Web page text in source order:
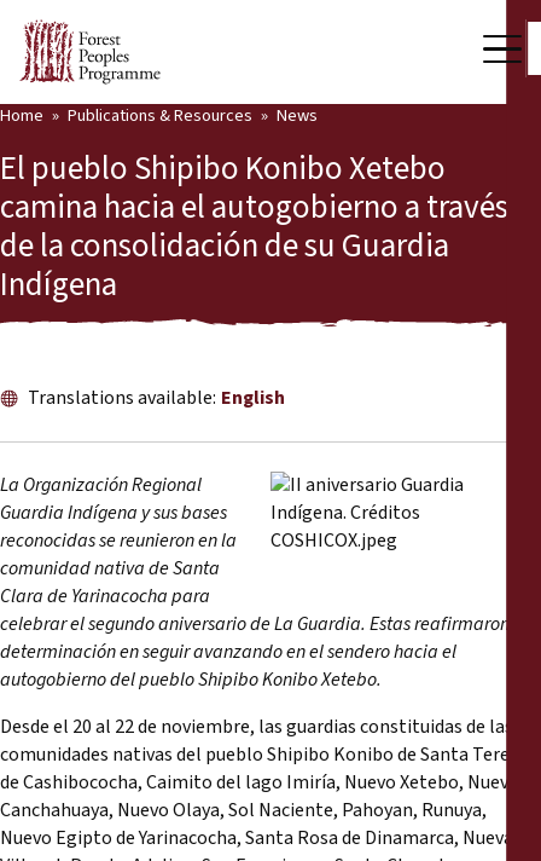
Support Us
Our Work
Community Voices
Partners & Countries
Latest News
Publications & Resources
News
Reports
Press Releases
Training Materials
Briefing Papers
Legal Submissions
Home Publications & Resources News
El pueblo Shipibo Konibo Xetebo
camina hacia el autogobierno a través
de la consolidación de su Guardia
Indígena
Translations available: English
La Organización Regional
Guardia Indígena y sus bases
reconocidas se reunieron en la
comunidad nativa de Santa
Clara de Yarinacocha para
celebrar el segundo aniversario de La Guardia. Estas reafirmaron su
determinación en seguir avanzando en el sendero hacia el
autogobierno del pueblo Shipibo Konibo Xetebo.
Desde el 20 al 22 de noviembre, las guardias constituidas de las
comunidades nativas del pueblo Shipibo Konibo de Santa Teresita
de Cashibococha, Caimito del lago Imiría, Nuevo Xetebo, Nuevo
Canchahuaya, Nuevo Olaya, Sol Naciente, Pahoyan, Runuya,
Nuevo Egipto de Yarinacocha, Santa Rosa de Dinamarca, Nueva